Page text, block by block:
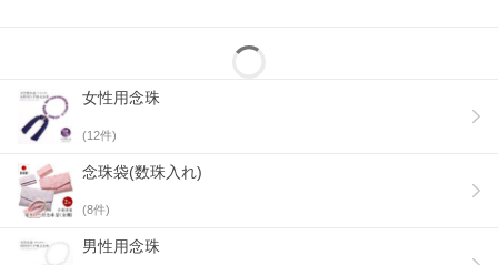
女性用念珠
(12件)
念珠袋(数珠入れ)
(8件)
男性用念珠